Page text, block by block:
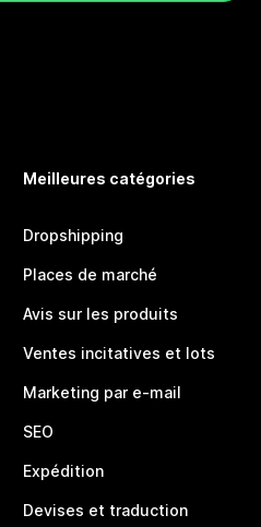
Meilleures catégories
Dropshipping
Places de marché
Avis sur les produits
Ventes incitatives et lots
Marketing par e-mail
SEO
Expédition
Devises et traduction